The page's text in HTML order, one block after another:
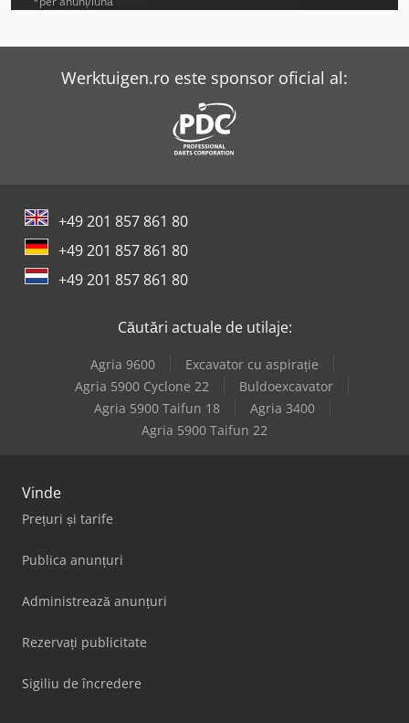
Holzkraft Vsa 38 L
Panhans 334/20
Panhans 336/20
Weinbrenner Gp 200
Weinbrenner Tsv 16/4100
Weinbrenner Tsv 20/4100
Werktuigen.ro este sponsor oficial al:
+49 201 857 861 80
+49 201 857 861 80
+49 201 857 861 80
Căutări actuale de utilaje:
Agria 9600
Excavator cu aspirație
Agria 5900 Cyclone 22
Buldoexcavator
Agria 5900 Taifun 18
Agria 3400
Agria 5900 Taifun 22
Vinde
Prețuri și tarife
Publica anunțuri
Administrează anunțuri
Rezervați publicitate
Sigiliu de încredere